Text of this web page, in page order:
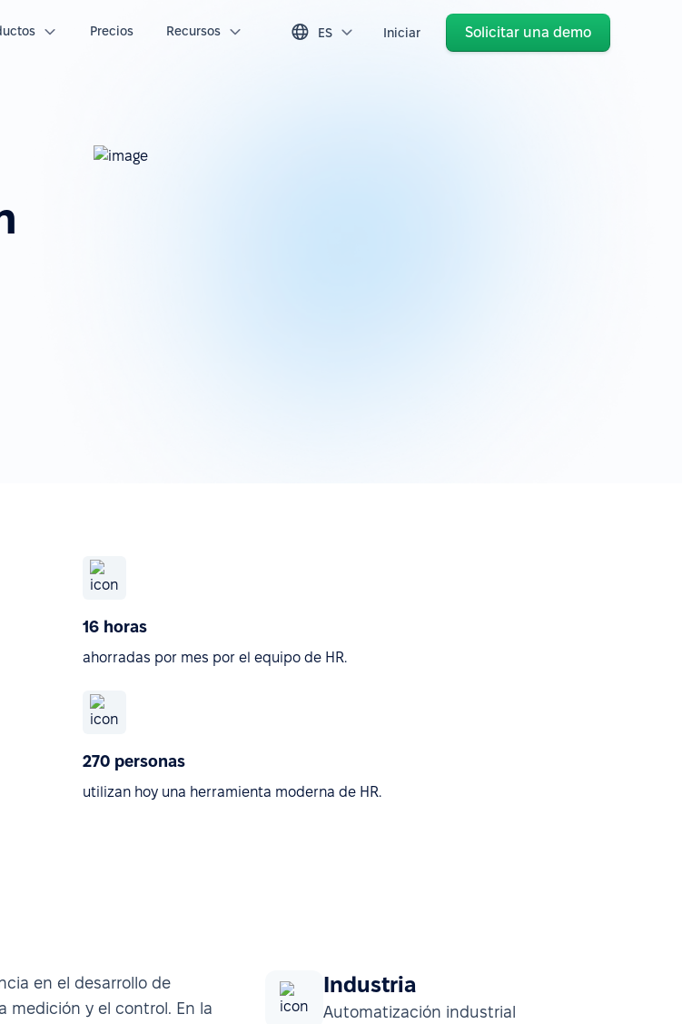
Precios Recursos ES Iniciar Solicitar una demo
16 horas
ahorradas por mes por el equipo de HR.
270 personas
utilizan hoy una herramienta moderna de HR.
en el desarrollo de
medición y el control. En la
Industria
Automatización industrial